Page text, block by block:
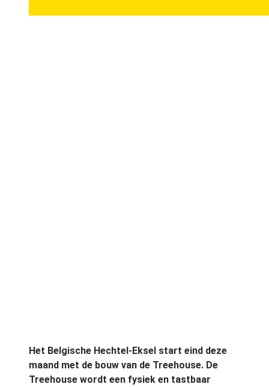
Het Belgische Hechtel-Eksel start eind deze
maand met de bouw van de Treehouse. De
Treehouse wordt een fysiek en tastbaar